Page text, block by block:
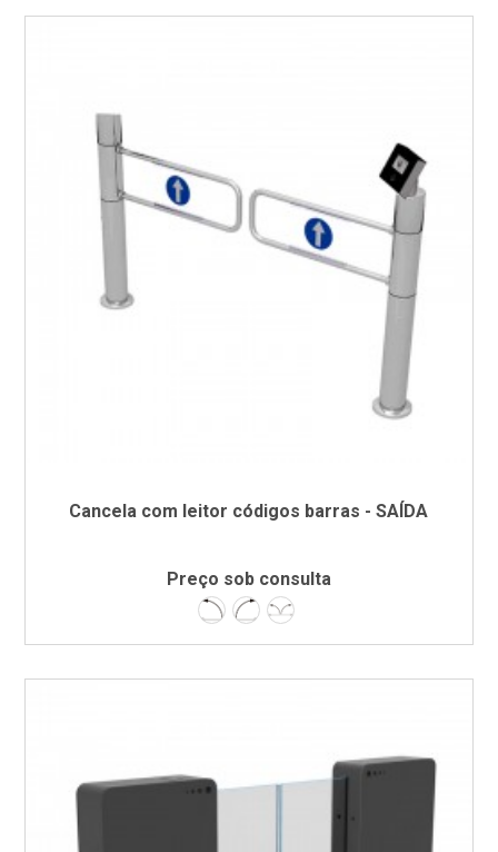
Cancela com leitor códigos barras - SAÍDA
Preço sob consulta
Esquerda
DireitaDupla